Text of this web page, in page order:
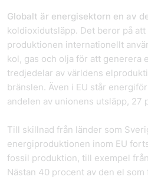
Globalt är energisektorn en av
koldioxidutsläpp. Det beror på
produktionen internationellt
kol, gas och olja för att generera
tredjedelar av världens
bränslen. Även i EU står
andelen av unionens utsläpp, 27
Till skillnad från länder som
energiproduktionen inom EU
fossil produktion, till exempel
Nästan 40 procent av den el